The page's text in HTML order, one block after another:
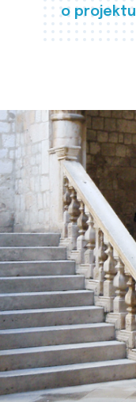
o projektu